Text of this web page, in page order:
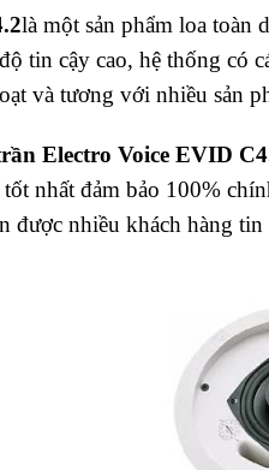
là một sản phẩm loa toàn
tin cậy cao, hệ thống có
và tương với nhiều sản
Electro Voice EVID
tốt nhất đảm bảo 100%
được nhiều khách hàng